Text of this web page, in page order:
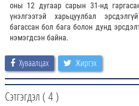
оны 12 дугаар сарын 31-нд
үнэлгээтэй харьцуулбал
багассан бол бага болон дунд
нэмэгдсэн байна.
Хуваалцах Жиргэх
Сэтгэгдэл (4)